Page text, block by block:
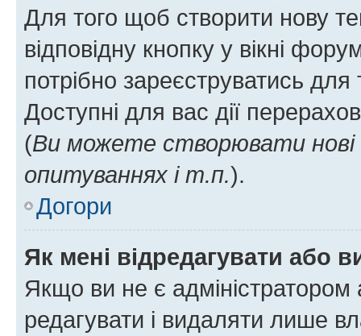
Для того щоб створити нову
відповідну кнопку у вікні
потрібно зареєструватись
Доступні для вас дії
(Ви можете створювати
опитуваннях і т.п.).
Догори
Як мені відредагувати або
Якщо ви не є
редагувати і видаляти лише